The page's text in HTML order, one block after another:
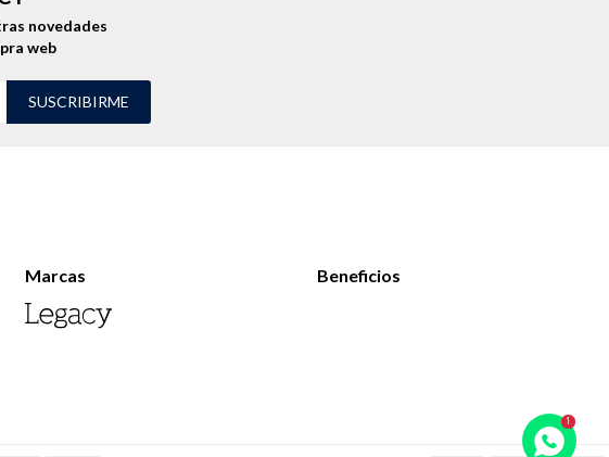
Marcas Beneficios
novedades
web
SUSCRIBIRME